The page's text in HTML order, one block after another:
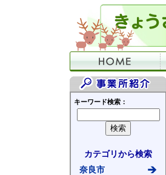
キーワード検索：
カテゴリから検索
奈良市